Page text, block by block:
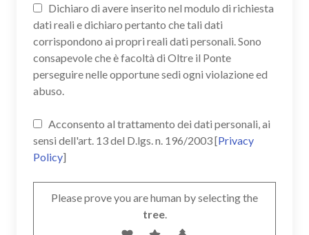
Dichiaro di avere inserito nel modulo di richiesta
dati reali e dichiaro pertanto che tali dati
corrispondono ai propri reali dati personali. Sono
consapevole che è facoltà di Oltre il Ponte
perseguire nelle opportune sedi ogni violazione ed
abuso.
Acconsento al trattamento dei dati personali, ai
sensi dell'art. 13 del D.lgs. n. 196/2003 [Privacy
Policy]
Please prove you are human by selecting the
tree.